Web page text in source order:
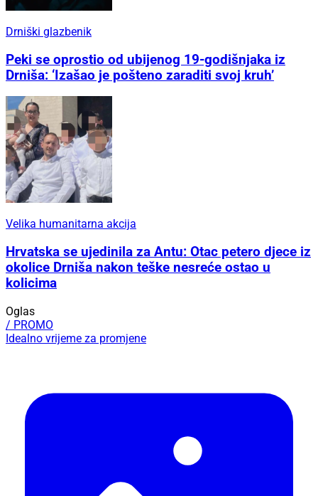
Drniški glazbenik
Peki se oprostio od ubijenog 19-godišnjaka iz
Drniša: ‘Izašao je pošteno zaraditi svoj kruh’
Velika humanitarna akcija
Hrvatska se ujedinila za Antu: Otac petero djece iz
okolice Drniša nakon teške nesreće ostao u
kolicima
Oglas
/ PROMO
Idealno vrijeme za promjene